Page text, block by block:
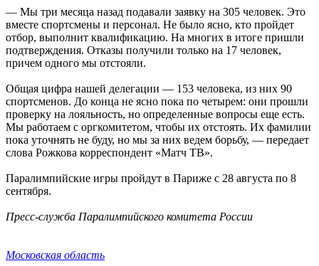
— Мы три месяца назад подавали заявку на 305 человек. Это
вместе спортсмены и персонал. Не было ясно, кто пройдет
отбор, выполнит квалификацию. На многих в итоге пришли
подтверждения. Отказы получили только на 17 человек,
причем одного мы отстояли.
Общая цифра нашей делегации — 153 человека, из них 90
спортсменов. До конца не ясно пока по четырем: они прошли
проверку на лояльность, но определенные вопросы еще есть.
Мы работаем с оргкомитетом, чтобы их отстоять. Их фамилии
пока уточнять не буду, но мы за них ведем борьбу, — передает
слова Рожкова корреспондент «Матч ТВ».
Паралимпийские игры пройдут в Париже с 28 августа по 8
сентября.
Пресс-служба Паралимпийского комитета России
Московская область